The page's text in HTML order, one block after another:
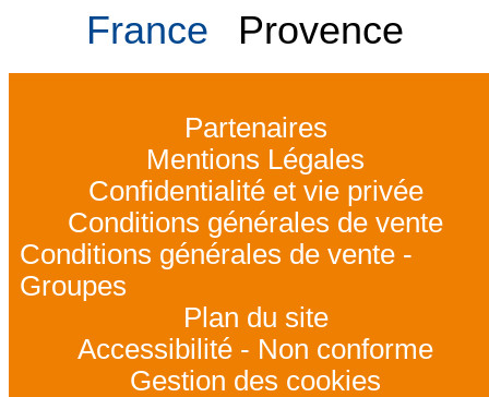
France Provence
Partenaires
Mentions Légales
Confidentialité et vie privée
Conditions générales de vente
Conditions générales de vente -
Groupes
Plan du site
Accessibilité - Non conforme
Gestion des cookies